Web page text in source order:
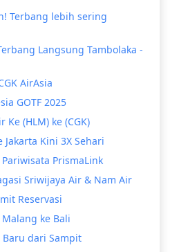
Terbang lebih sering
Langsung Tambolaka -
AirAsia
GOTF 2025
(HLM) ke (CGK)
Jakarta Kini 3X Sehari
PrismaLink
Sriwijaya Air & Nam Air
Reservasi
ke Bali
Baru dari Sampit